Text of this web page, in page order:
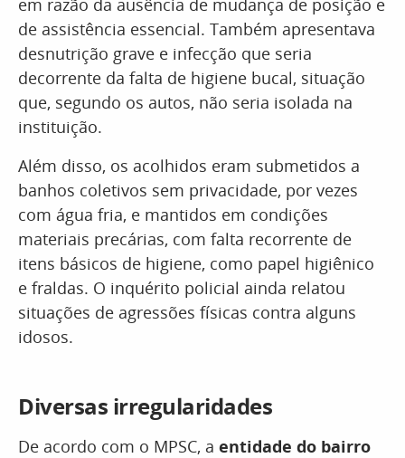
em razão da ausência de mudança de posição e
de assistência essencial. Também apresentava
desnutrição grave e infecção que seria
decorrente da falta de higiene bucal, situação
que, segundo os autos, não seria isolada na
instituição.
Além disso, os acolhidos eram submetidos a
banhos coletivos sem privacidade, por vezes
com água fria, e mantidos em condições
materiais precárias, com falta recorrente de
itens básicos de higiene, como papel higiênico
e fraldas. O inquérito policial ainda relatou
situações de agressões físicas contra alguns
idosos.
Diversas irregularidades
De acordo com o MPSC, a entidade do bairro